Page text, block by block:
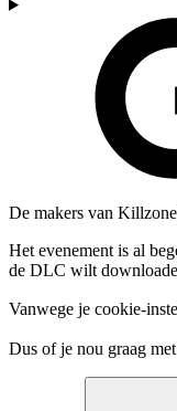
De makers van
Het evenement is al
de DLC wilt
Vanwege je cookie-
Dus of je nou graag